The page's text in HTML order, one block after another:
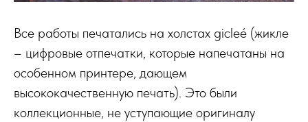
Все работы печатались на холстах gicleé (жикле
– цифровые отпечатки, которые напечатаны на
особенном принтере, дающем
высококачественную печать). Это были
коллекционные, не уступающие оригиналу